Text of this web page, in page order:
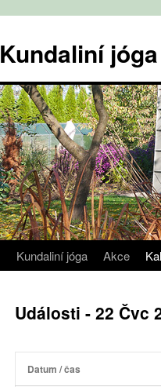
obsahu
webu
Kundaliní
Kundaliní jóga Akce
Události - 22 Čvc
Datum / čas